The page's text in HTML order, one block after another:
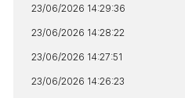
23/06/2026 14:29:36
23/06/2026 14:28:22
23/06/2026 14:27:51
23/06/2026 14:26:23